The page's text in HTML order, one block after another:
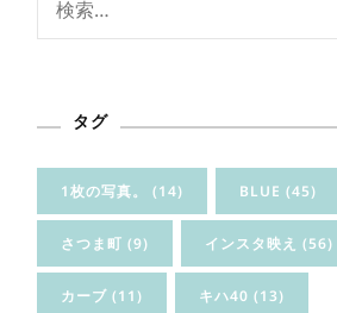
タグ
1枚の写真。 (14) BLUE (45)
さつま町 (9) インスタ映え (56)
カーブ (11) キハ40 (13)